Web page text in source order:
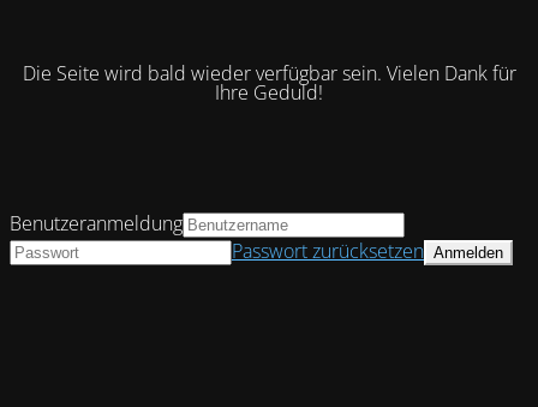
Die Seite wird bald wieder verfügbar sein. Vielen Dank für
Ihre Geduld!
Benutzeranmeldung
Passwort zurücksetzen